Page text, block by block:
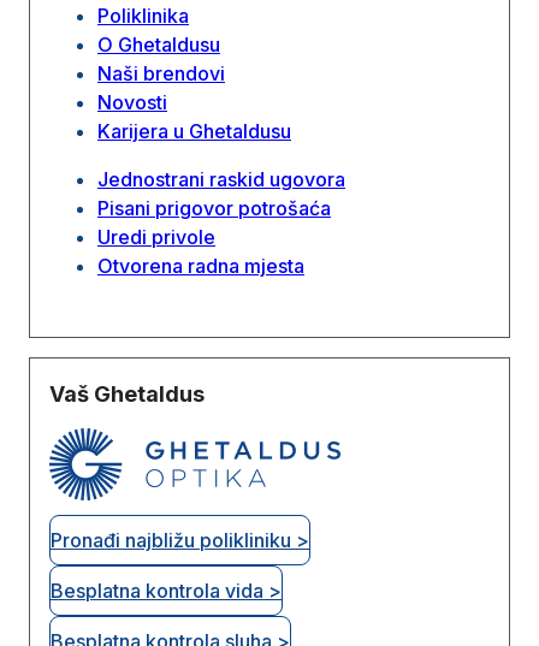
Poliklinika
O Ghetaldusu
Naši brendovi
Novosti
Karijera u Ghetaldusu
Jednostrani raskid ugovora
Pisani prigovor potrošaća
Uredi privole
Otvorena radna mjesta
Vaš Ghetaldus
Pronađi najbližu polikliniku >
Besplatna kontrola vida >
Besplatna kontrola sluha >